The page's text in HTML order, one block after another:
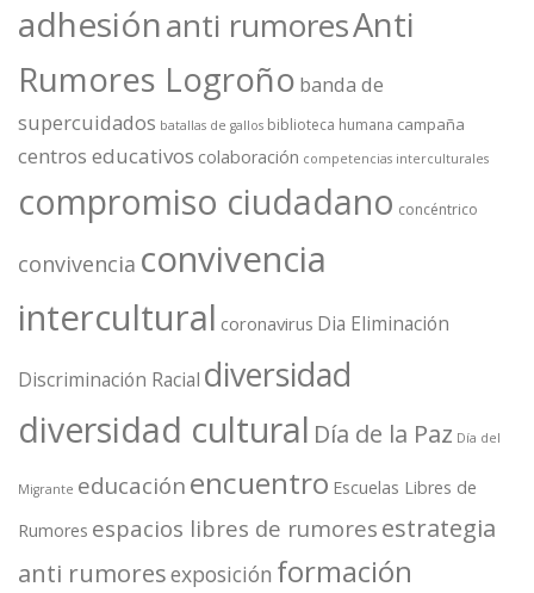
adhesiónanti rumoresAnti
Rumores Logroño banda de
supercuidados batallas de gallos biblioteca humana campaña
centros educativos colaboración competencias interculturales
compromiso ciudadano concéntrico
convivencia convivencia
intercultural coronavirus Dia Eliminación
Discriminación Racial diversidad
diversidad cultural Día de la Paz Día del
Migrante educaciónencuentro Escuelas Libres de
Rumores espacios libres de rumores estrategia
anti rumoresexposición formación